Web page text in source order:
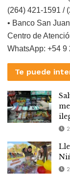
(264) 421-1591 /
• Banco San Juan
Centro de
WhatsApp: +54 9
Te puede